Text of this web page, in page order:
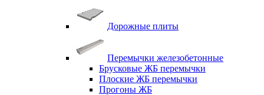
Дорожные плиты
Перемычки железобетонные
Брусковые ЖБ перемычки
Плоские ЖБ перемычки
Прогоны ЖБ